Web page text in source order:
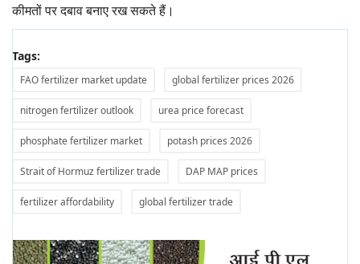
कीमतों पर दबाव बनाए रख सकते हैं।
Tags:
FAO fertilizer market update global fertilizer prices 2026
nitrogen fertilizer outlook urea price forecast
phosphate fertilizer market potash prices 2026
Strait of Hormuz fertilizer trade DAP MAP prices
fertilizer affordability global fertilizer trade